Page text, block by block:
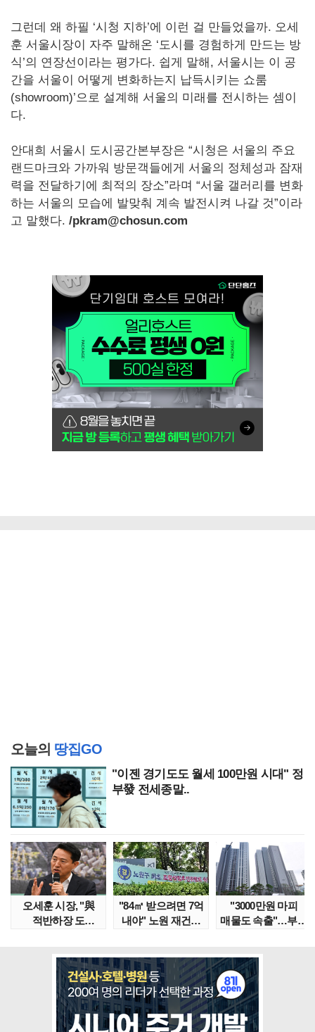
그런데 왜 하필 ‘시청 지하’에 이런 걸 만들었을까. 오세
훈 서울시장이 자주 말해온 ‘도시를 경험하게 만드는 방
식’의 연장선이라는 평가다. 쉽게 말해, 서울시는 이 공
간을 서울이 어떻게 변화하는지 납득시키는 쇼룸
(showroom)’으로 설계해 서울의 미래를 전시하는 셈이
다.
안대희 서울시 도시공간본부장은 “시청은 서울의 주요
랜드마크와 가까워 방문객들에게 서울의 정체성과 잠재
력을 전달하기에 최적의 장소”라며 “서울 갤러리를 변화
하는 서울의 모습에 발맞춰 계속 발전시켜 나갈 것”이라
고 말했다. /pkram@chosun.com
오늘의 땅집GO
"이젠 경기도도 월세 100만원 시대" 정
부發 전세종말..
오세훈 시장, "與
적반하장 도
"84㎡ 받으려면 7억
내야" 노원 재건축
"3000만원 마피
매물도 속출"…부산